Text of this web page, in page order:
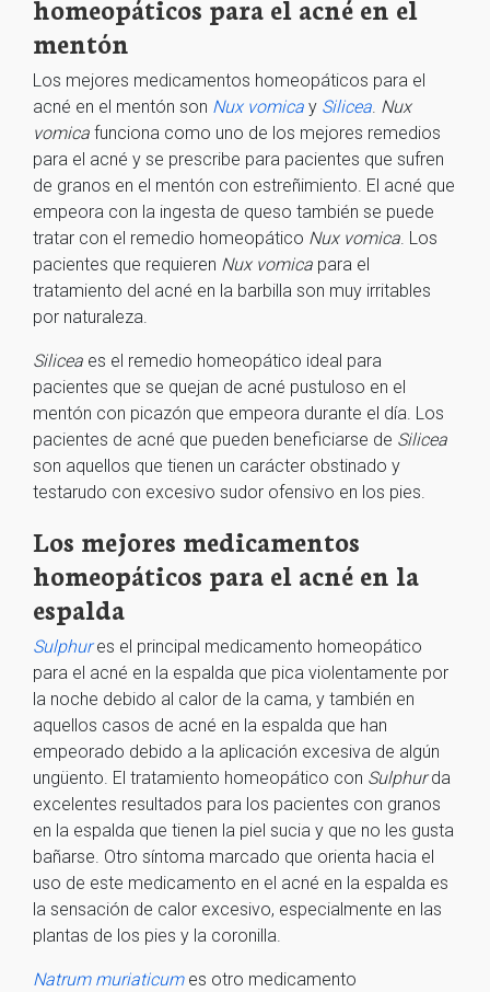
homeopáticos para el acné en el
mentón
Los mejores medicamentos homeopáticos para el
acné en el mentón son Nux vomica y Silicea. Nux
vomica funciona como uno de los mejores remedios
para el acné y se prescribe para pacientes que sufren
de granos en el mentón con estreñimiento. El acné que
empeora con la ingesta de queso también se puede
tratar con el remedio homeopático Nux vomica. Los
pacientes que requieren Nux vomica para el
tratamiento del acné en la barbilla son muy irritables
por naturaleza.
Silicea es el remedio homeopático ideal para
pacientes que se quejan de acné pustuloso en el
mentón con picazón que empeora durante el día. Los
pacientes de acné que pueden beneficiarse de Silicea
son aquellos que tienen un carácter obstinado y
testarudo con excesivo sudor ofensivo en los pies.
Los mejores medicamentos
homeopáticos para el acné en la
espalda
Sulphures el principal medicamento homeopático
para el acné en la espalda que pica violentamente por
la noche debido al calor de la cama, y también en
aquellos casos de acné en la espalda que han
empeorado debido a la aplicación excesiva de algún
ungüento. El tratamiento homeopático con Sulphurda
excelentes resultados para los pacientes con granos
en la espalda que tienen la piel sucia y que no les gusta
bañarse. Otro síntoma marcado que orienta hacia el
uso de este medicamento en el acné en la espalda es
la sensación de calor excesivo, especialmente en las
plantas de los pies y la coronilla.
Natrum muriaticumes otro medicamento